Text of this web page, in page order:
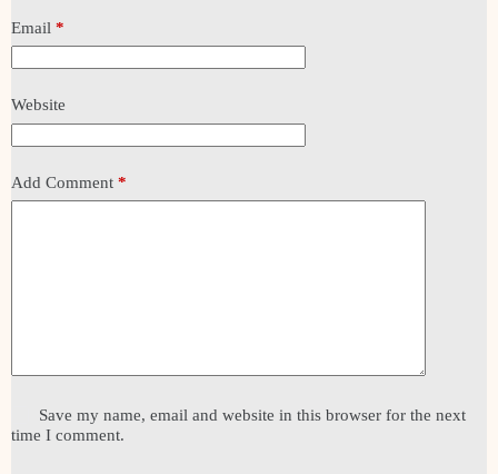
Email *
Website
Add Comment *
Save my name, email and website in this browser for the next
time I comment.